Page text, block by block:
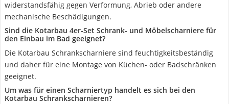
widerstandsfähig gegen Verformung, Abrieb oder andere
mechanische Beschädigungen.
Sind die Kotarbau 4er-Set Schrank- und Möbelscharniere für
den Einbau im Bad geeignet?
Die Kotarbau Schrankscharniere sind feuchtigkeitsbeständig
und daher für eine Montage von Küchen- oder Badschränken
geeignet.
Um was für einen Scharniertyp handelt es sich bei den
Kotarbau Schrankscharnieren?